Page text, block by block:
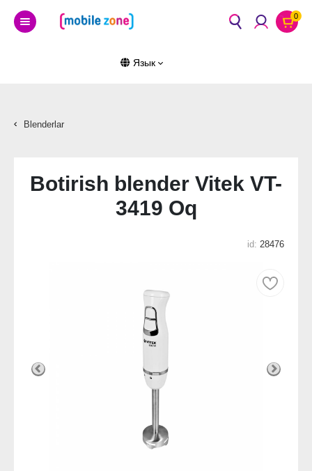
0
Язык
Blenderlar
Botirish blender Vitek VT-
3419 Oq
id: 28476